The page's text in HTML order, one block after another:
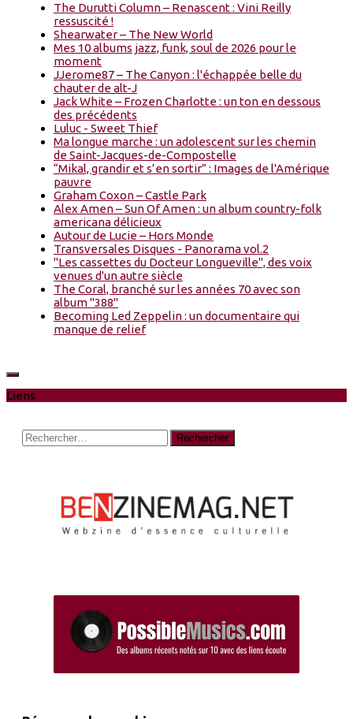
The Durutti Column – Renascent : Vini Reilly
ressuscité !
Shearwater – The New World
Mes 10 albums jazz, funk, soul de 2026 pour le
moment
JJerome87 – The Canyon : l'échappée belle du
chauter de alt-J
Jack White – Frozen Charlotte : un ton en dessous
des précédents
Luluc - Sweet Thief
Ma longue marche : un adolescent sur les chemin
de Saint-Jacques-de-Compostelle
“Mikal, grandir et s’en sortir” : Images de l'Amérique
pauvre
Graham Coxon – Castle Park
Alex Amen – Sun Of Amen : un album country-folk
americana délicieux
Autour de Lucie – Hors Monde
Transversales Disques - Panorama vol.2
"Les cassettes du Docteur Longueville", des voix
venues d'un autre siècle
The Coral, branché sur les années 70 avec son
album "388"
Becoming Led Zeppelin : un documentaire qui
manque de relief
Liens
Rechercher :